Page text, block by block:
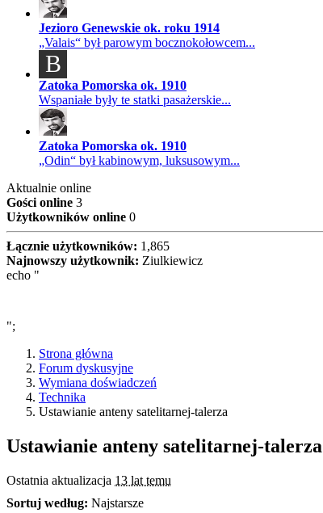
Jezioro Genewskie ok. roku 1914
„Valais“ był parowym bocznokołowcem...
B
Zatoka Pomorska ok. 1910
Wspaniałe były te statki pasażerskie...
Zatoka Pomorska ok. 1910
„Odin“ był kabinowym, luksusowym...
Aktualnie online
Gości online 3
Użytkowników online 0
Łącznie użytkowników: 1,865
Najnowszy użytkownik: Ziulkiewicz
echo "
";
Strona główna
Forum dyskusyjne
Wymiana doświadczeń
Technika
Ustawianie anteny satelitarnej-talerza
Ustawianie anteny satelitarnej-talerza
Ostatnia aktualizacja 13 lat temu
Sortuj według: Najstarsze